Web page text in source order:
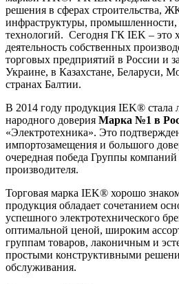
решения в сферах строительства,
инфраструктуры,
технологий. Сегодня ГК IEK – это
деятельность собственных
торговых предприятий в России и
Украине, в Казахстане, Беларуси,
странах Балтии.
В 2014 году продукция IEK® стала
народного доверия Марка №1 в
«Электротехника». Это
импортозамещения и большого
очередная победа Группы
производителя.
Торговая марка IEK® хорошо
продукция обладает сочетанием
успешного электротехнического
оптимальной ценой, широким
группам товаров, лаконичным и
простыми конструктивными
обслуживания.